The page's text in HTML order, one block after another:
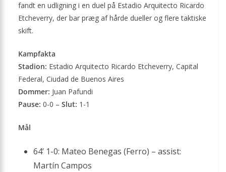
fandt en udligning i en duel på Estadio Arquitecto Ricardo
Etcheverry, der bar præg af hårde dueller og flere taktiske
skift.
Kampfakta
Stadion: Estadio Arquitecto Ricardo Etcheverry, Capital
Federal, Ciudad de Buenos Aires
Dommer: Juan Pafundi
Pause: 0-0 – Slut: 1-1
Mål
64’ 1-0: Mateo Benegas (Ferro) – assist:
Martín Campos